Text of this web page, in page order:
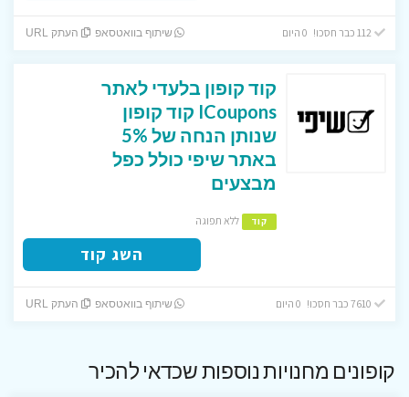
שיתוף בוואטסאפ העתק URL
קוד קופון בלעדי לאתר
ICoupons קוד קופון
שנותן הנחה של 5%
באתר שיפי כולל כפל
מבצעים
קוד ללא תפוגה
השג קוד
שיתוף בוואטסאפ העתק URL
קופונים מחנויות נוספות שכדאי להכיר